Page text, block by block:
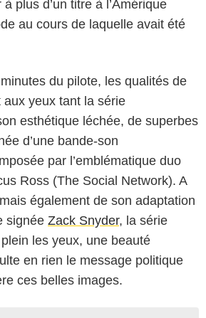
plus d’un titre à l’Amérique
au cours de laquelle avait été
du pilote, les qualités de
aux yeux tant la série
esthétique léchée, de superbes
d’une bande-son
par l’emblématique duo
Ross (The Social Network). A
également de son adaptation
signée Zack Snyder, la série
les yeux, une beauté
en rien le message politique
ces belles images.